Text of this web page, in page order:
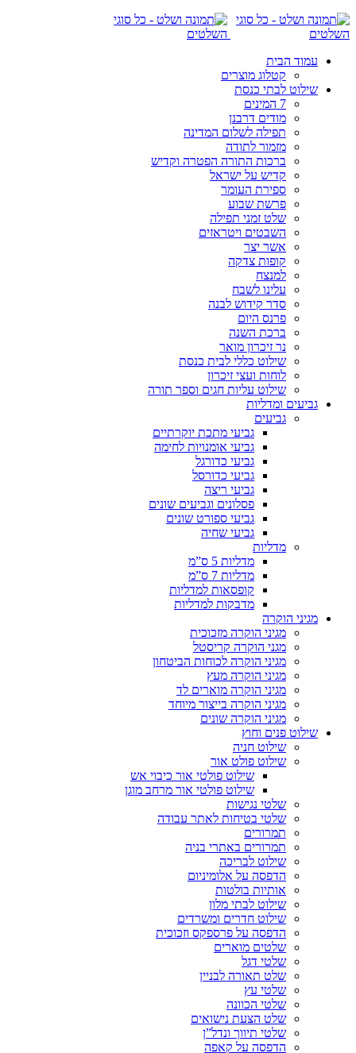
עמוד הבית
קטלוג מוצרים
שילוט לבתי כנסת
7 המינים
מודים דרבנן
תפילה לשלום המדינה
מזמור לתודה
ברכות התורה הפטרה וקדיש
קדיש על ישראל
ספירת העומר
פרשת שבוע
שלט זמני תפילה
השבטים ויטראזים
אשר יצר
קופות צדקה
למנצח
עלינו לשבח
סדר קידוש לבנה
פרנס היום
ברכת השנה
נר זיכרון מואר
שילוט כללי לבית כנסת
לוחות ועצי זיכרון
שילוט עליות חגים וספר תורה
גביעים ומדליות
גביעים
גביעי מתכת יוקרתיים
גביעי אומנויות לחימה
גביעי כדורגל
גביעי כדורסל
גביעי ריצה
פסלונים וגביעים שונים
גביעי ספורט שונים
גביעי שחיה
מדליות
מדליות 5 ס”מ
מדליות 7 ס”מ
קופסאות למדליות
מדבקות למדליות
מגיני הוקרה
מגיני הוקרה מזכוכית
מגני הוקרה קריסטל
מגיני הוקרה לכוחות הביטחון
מגיני הוקרה מעץ
מגיני הוקרה מוארים לד
מגיני הוקרה בייצור מיוחד
מגיני הוקרה שונים
שילוט פנים וחוץ
שילוט חניה
שילוט פולט אור
שילוט פולטי אור כיבוי אש
שילוט פולטי אור מרחב מוגן
שלטי נגישות
שלטי בטיחות לאתר עבודה
תמרורים
תמרורים באתרי בניה
שילוט לבריכה
הדפסה על אלומיניום
אותיות בולטות
שילוט לבתי מלון
שילוט חדרים ומשרדים
הדפסה על פרספקס וזכוכית
שלטים מוארים
שלטי דגל
שלט תאורה לבניין
שלטי עץ
שלטי הכוונה
שלט הצעת נישואים
שלטי תיווך ונדל”ן
הדפסה על קאפה